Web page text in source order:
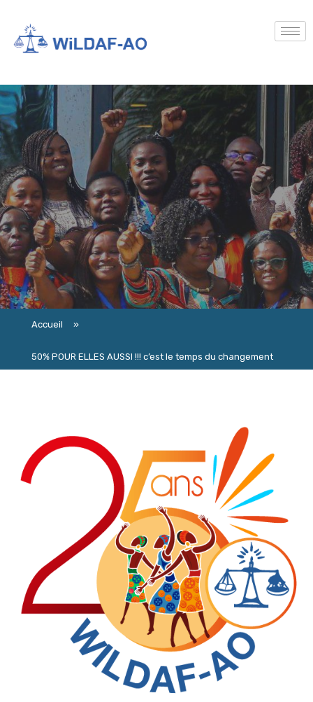
Accueil »
50% POUR ELLES AUSSI !!! c’est le temps du changement